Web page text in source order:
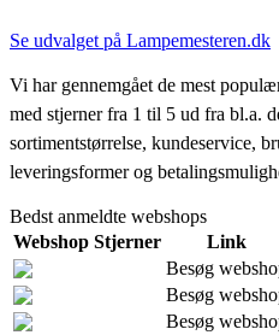
Se udvalget på Lampemesteren.dk
Vi har gennemgået de mest
med stjerner fra 1 til 5 ud fra bl.a.
sortimentstørrelse, kundeservice,
leveringsformer og
Bedst anmeldte webshops
Webshop Stjerner
Link
Besøg
Besøg
Besøg